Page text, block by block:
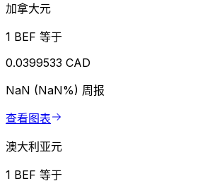
加拿大元
1 BEF 等于
0.0399533 CAD
NaN (NaN%) 周报
查看图表
澳大利亚元
1 BEF 等于